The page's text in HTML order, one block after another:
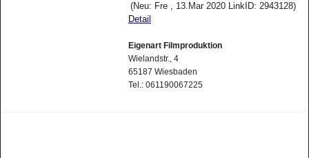
(Neu: Fre , 13.Mar 2020 LinkID: 2943128)
Detail
Eigenart Filmproduktion
Wielandstr., 4
65187 Wiesbaden
Tel.: 061190067225